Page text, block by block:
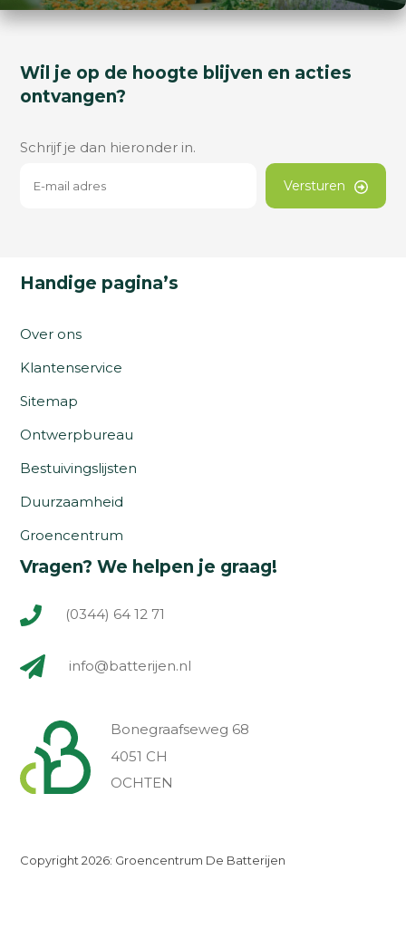
Wil je op de hoogte blijven en acties
ontvangen?
Schrijf je dan hieronder in.
Versturen
Handige pagina’s
Over ons
Klantenservice
Sitemap
Ontwerpbureau
Bestuivingslijsten
Duurzaamheid
Groencentrum
Vragen? We helpen je graag!
(0344) 64 12 71
info@batterijen.nl
Bonegraafseweg 68
4051 CH
OCHTEN
Copyright 2026: Groencentrum De Batterijen